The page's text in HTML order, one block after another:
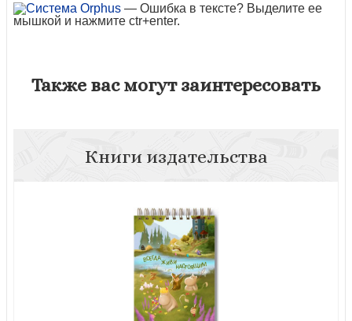
— Ошибка в тексте? Выделите ее
мышкой и нажмите ctr+enter.
Также вас могут заинтересовать
Книги издательства